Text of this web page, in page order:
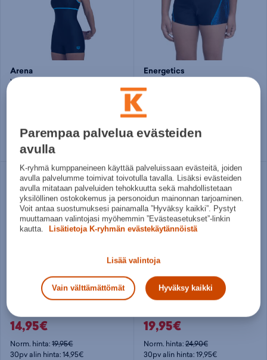
Arena
30pv alin hinta: 50€
Useita kokoja
Energetics
Port Trunks II Jr - poikien uimahousut
Norm. hinta:
30pv alin hinta: 12€
14,95€
Norm. hinta:19,95€
30pv alin hinta: 14,95€
Energetics
19,95€
Norm. hinta:24,90€
30pv alin hinta: 19,95€
Parempaa palvelua evästeiden
avulla
K-ryhmä kumppaneineen käyttää palveluissaan evästeitä, joiden
avulla palvelumme toimivat toivotulla tavalla. Lisäksi evästeiden
avulla mitataan palveluiden tehokkuutta sekä mahdollistetaan
yksilöllinen ostokokemus ja personoidun mainonnan tarjoaminen.
Voit antaa suostumuksesi painamalla ”Hyväksy kaikki”. Pystyt
muuttamaan valintojasi myöhemmin ”Evästeasetukset”-linkin
kautta.
Lisätietoja K-ryhmän evästekäytännöistä
Lisää valintoja
Vain välttämättömät Hyväksy kaikki